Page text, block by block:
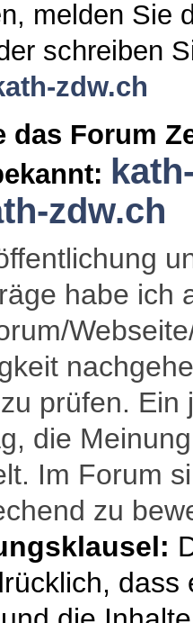
melden Sie
schreiben
zdw.ch
das Forum
zdw.ch
habe ich
prüfen.
die
Im Forum
zu